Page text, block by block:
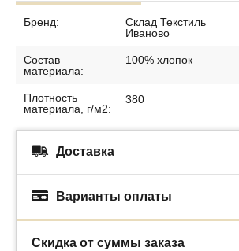
Бренд:
Склад Текстиль
Иваново
Состав
материала:
100% хлопок
Плотность
материала, г/м2:
380
Доставка
Варианты оплаты
Скидка от суммы заказа